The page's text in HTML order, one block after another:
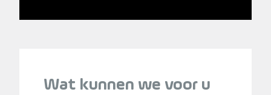
Wat kunnen we voor u